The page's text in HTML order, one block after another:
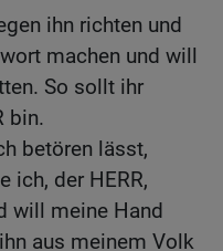
ihn richten und
machen und will
So sollt ihr
bin.
betören lässt,
ich, der HERR,
will meine Hand
aus meinem Volk